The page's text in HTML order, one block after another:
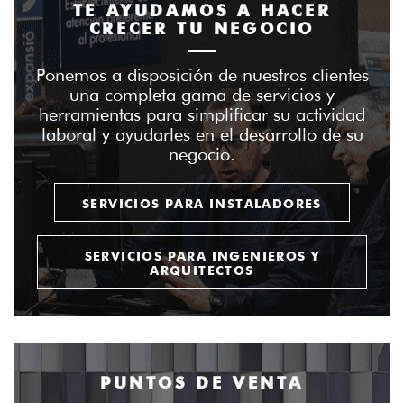
TE AYUDAMOS A HACER
CRECER TU NEGOCIO
Ponemos a disposición de nuestros clientes
una completa gama de servicios y
herramientas para simplificar su actividad
laboral y ayudarles en el desarrollo de su
negocio.
SERVICIOS PARA INSTALADORES
SERVICIOS PARA INGENIEROS Y
ARQUITECTOS
PUNTOS DE VENTA